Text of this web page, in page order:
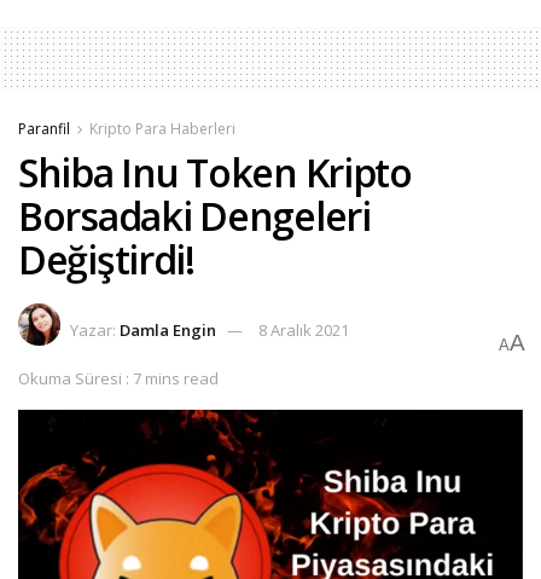
Paranfil Kripto Para Haberleri
Shiba Inu Token Kripto
Borsadaki Dengeleri
Değiştirdi!
Yazar: Damla Engin 8 Aralık 2021
Okuma Süresi : 7 mins read
AA